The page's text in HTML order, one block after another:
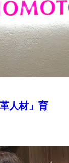
人材」育